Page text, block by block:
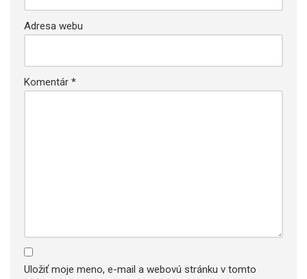
Adresa webu
Komentár *
Uložiť moje meno, e-mail a webovú stránku v tomto